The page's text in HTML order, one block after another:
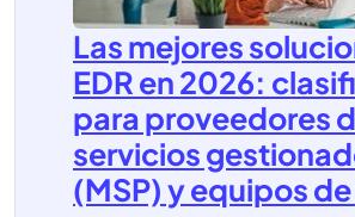
Las mejores
EDR en 2026:
para proveedores
servicios
(MSP) y equipos de